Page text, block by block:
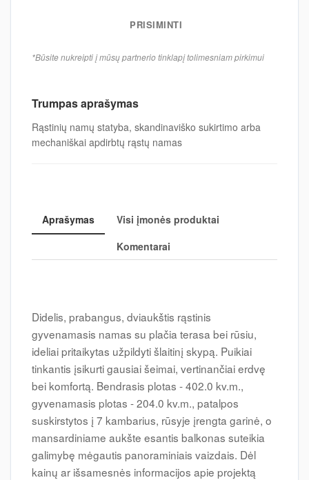
PRISIMINTI
*Būsite nukreipti į mūsų partnerio tinklapį tolimesniam pirkimui
Trumpas aprašymas
Rąstinių namų statyba, skandinaviško sukirtimo arba
mechaniškai apdirbtų rąstų namas
Aprašymas
Visi įmonės produktai
Komentarai
Didelis, prabangus, dviaukštis rąstinis
gyvenamasis namas su plačia terasa bei rūsiu,
ideliai pritaikytas užpildyti šlaitinį skypą. Puikiai
tinkantis įsikurti gausiai šeimai, vertinančiai erdvę
bei komfortą. Bendrasis plotas - 402.0 kv.m.,
gyvenamasis plotas - 204.0 kv.m., patalpos
suskirstytos į 7 kambarius, rūsyje įrengta garinė, o
mansardiniame aukšte esantis balkonas suteikia
galimybę mėgautis panoraminiais vaizdais. Dėl
kainų ar išsamesnės informacijos apie projektą